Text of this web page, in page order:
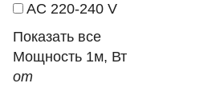
AC 220-240 V
Показать все
Мощность 1м, Вт
от